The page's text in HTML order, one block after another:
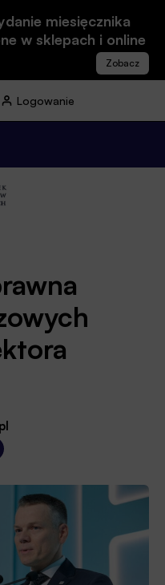
miesięcznika
w sklepach i online
Logowanie